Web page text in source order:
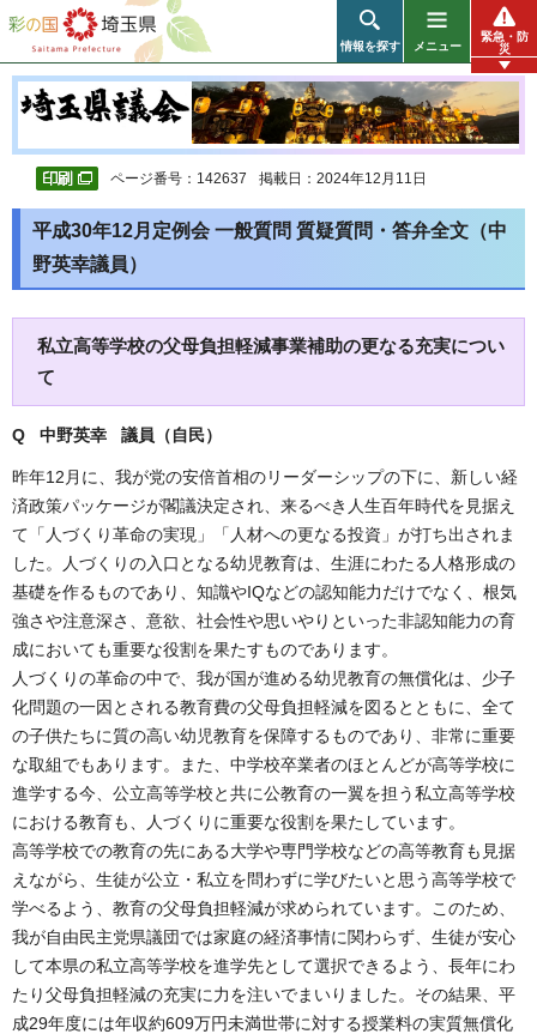
彩の国 埼玉県
情報を探す メニュー
緊急・防
災
ページ番号：142637 掲載日：2024年12月11日
平成30年12月定例会 一般質問 質疑質問・答弁全文（中
野英幸議員）
私立高等学校の父母負担軽減事業補助の更なる充実につい
て
Q 中野英幸 議員（自民）
昨年12月に、我が党の安倍首相のリーダーシップの下に、新しい経
済政策パッケージが閣議決定され、来るべき人生百年時代を見据え
て「人づくり革命の実現」「人材への更なる投資」が打ち出されま
した。人づくりの入口となる幼児教育は、生涯にわたる人格形成の
基礎を作るものであり、知識やIQなどの認知能力だけでなく、根気
強さや注意深さ、意欲、社会性や思いやりといった非認知能力の育
成においても重要な役割を果たすものであります。
人づくりの革命の中で、我が国が進める幼児教育の無償化は、少子
化問題の一因とされる教育費の父母負担軽減を図るとともに、全て
の子供たちに質の高い幼児教育を保障するものであり、非常に重要
な取組でもあります。また、中学校卒業者のほとんどが高等学校に
進学する今、公立高等学校と共に公教育の一翼を担う私立高等学校
における教育も、人づくりに重要な役割を果たしています。
高等学校での教育の先にある大学や専門学校などの高等教育も見据
えながら、生徒が公立・私立を問わずに学びたいと思う高等学校で
学べるよう、教育の父母負担軽減が求められています。このため、
我が自由民主党県議団では家庭の経済事情に関わらず、生徒が安心
して本県の私立高等学校を進学先として選択できるよう、長年にわ
たり父母負担軽減の充実に力を注いでまいりました。その結果、平
成29年度には年収約609万円未満世帯に対する授業料の実質無償化